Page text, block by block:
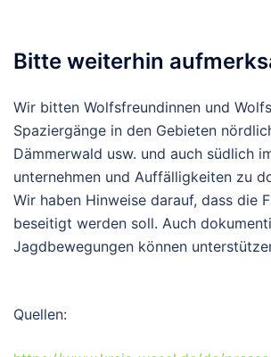
Bitte weiterhin
Wir bitten Wolfsfreundinnen und
Spaziergänge in den Gebieten
Dämmerwald usw. und auch südlich
unternehmen und Auffälligkeiten zu
Wir haben Hinweise darauf, dass die
beseitigt werden soll. Auch
Jagdbewegungen können
Quellen: